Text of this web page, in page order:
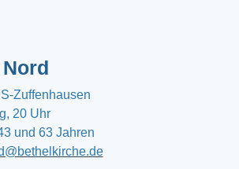
Zuffenhausen
20 Uhr
und 63 Jahren